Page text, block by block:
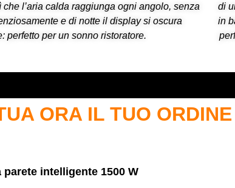
l’aria calda raggiunga ogni angolo, senza
e di notte il display si oscura
perfetto per un sonno ristoratore.
di
in
ORA IL TUO
intelligente 1500 W